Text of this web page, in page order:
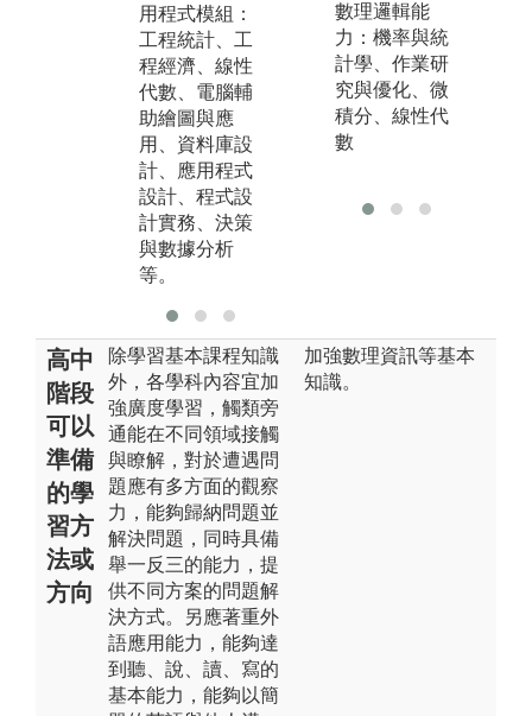
用程式模組：
工程統計、工
程經濟、線性
代數、電腦輔
助繪圖與應
用、資料庫設
計、應用程式
設計、程式設
計實務、決策
與數據分析
等。
課程模組：作
業研究、人因
工程與實驗設
計、品質計畫
與管制、模擬
學、生產與供
數理邏輯能
力：機率與統
計學、作業研
究與優化、微
積分、線性代
數
高中
階段
可以
準備
的學
習方
法或
方向
除學習基本課程知識
外，各學科內容宜加
強廣度學習，觸類旁
通能在不同領域接觸
與瞭解，對於遭遇問
題應有多方面的觀察
力，能夠歸納問題並
解決問題，同時具備
舉一反三的能力，提
供不同方案的問題解
決方式。另應著重外
語應用能力，能夠達
到聽、說、讀、寫的
基本能力，能夠以簡
加強數理資訊等基本
知識。